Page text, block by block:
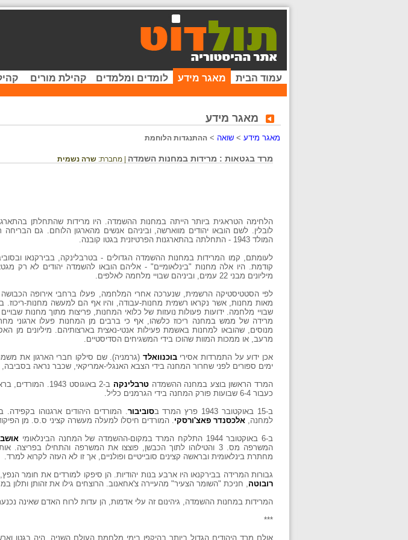
עמוד הבית מאגר מידע לומדים ומלמדים קהילת מורים
מאגר מידע
מאגר מידע > שואה > ההתנגדות הלוחמת
מרד בגטאות : מרידות במחנות השמדה | מחברת: שרה נשמית
הלחימה הטראגית ביותר הייתה במחנות ההשמדה. היו מרידות שהתחלתן
לובלין. לשם הובאו יהודים מווארשה, וביניהם אנשים מהארגון הלוחם. גם
המולד 1943 - התחלתה בהתארגנות הפרטיזנית בגטו קובנה.
לעומתם, קמו המרידות במחנות ההשמדה הגדולים - בטרבלינקה, בבירקנאו
קודמת. היו אלה מחנות "בינלאומיים" - אליהם הובאו להשמדה יהודים לא רק
מיליונים מבני 22 עמים, וביניהם שבויי מלחמה לאלפים.
מאות מחנות, אשר נקראו רשמית מחנות-עבודה, והיו אף הם למעשה מחנות-ריכוז.
שבויי מלחמה. ידועות פעולות נועזות של כלואי המחנות, פריצות מתוך מחנות
מרידה של ממש במחנה ריכוז כלשהו, אף כי ברבים מן המחנות פעלו ארגוני
מנוסים, שהובאו למחנות באשמת פעילות אנטי-נאצית בארצותיהם. מיליונים מן
מרעב, או ממכות המוות שהוכו בידי המשגיחים הסדיסטיים.
אכן ידוע על התמרדות אסיריבוכנוואלד
ימים ספורים לפני שחרור המחנה בידי הצבא האנגלי-אמריקאי, שכבר נראה
המרד הראשון בוצע במחנה ההשמדהטרבלינקה ב-2 באוגוסט 1943. המורדים, בראשותו של המהנדס
כעבור 6-4 שבועות פורק המחנה בידי הגרמנים כליל.
ב-15 באוקטובר 1943 פרץ המרד ב
סוביבור . המורדים היהודים ארגנוהו
למחנה, אלכסנדר פאצ'ורסקי . המורדים חיסלו למעלה מעשרה קציני ס.ס. מן
ב-6 באוקטובר 1944 התלקח המרד במקום-ההשמדה של המחנה הבינלאומי
המשרפה מס. 3 והטילוהו לתוך הכבשן, פוצצו את המשרפה והתחילו
מחתרת בינלאומית ובראשה קצינים סובייטיים ופולניים, אך זו לא העזה לקרוא למרד.
גבורות המרידה בבירקנאו היו ארבע בנות יהודיות. הן סיפקו למורדים את חומר
רובוטה , חניכת "השומר הצעיר" מהעיירה צ'אחאנוב. הרוצחים גילו את זהותן ותלון
המרידות במחנות ההשמדה, גיהינום זה עלי אדמות, הן עדות לרוח האדם שאינה
***
אולם מרד היהודים הגדול ביותר בהיקפו בימי מלחמת העולם השניה, היה בגטו